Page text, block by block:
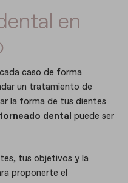
en
caso de forma
un tratamiento de
la forma de tus dientes
dental puede ser
tus objetivos y la
proponerte el